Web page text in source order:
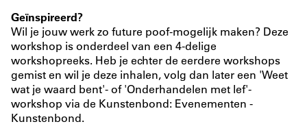
Geïnspireerd?
Wil je jouw werk zo future poof-mogelijk maken? Deze
workshop is onderdeel van een 4-delige
workshopreeks. Heb je echter de eerdere workshops
gemist en wil je deze inhalen, volg dan later een 'Weet
wat je waard bent'- of 'Onderhandelen met lef'-
workshop via de Kunstenbond: Evenementen -
Kunstenbond.